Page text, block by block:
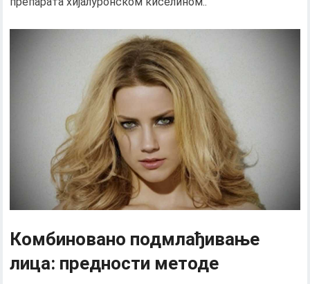
Комбиновано подмлађивање
лица: предности методе